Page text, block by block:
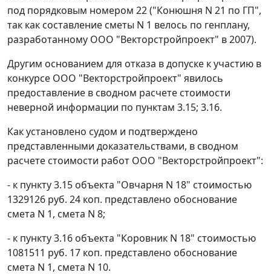
под порядковым номером 22 ("Конюшня N 21 по ГП",
так как составление сметы N 1 велось по генплану,
разработанному ООО "Векторстройпроект" в 2007).
Другим основанием для отказа в допуске к участию в
конкурсе ООО "Векторстройпроект" явилось
предоставление в сводном расчете стоимости
неверной информации по пунктам 3.15; 3.16.
Как установлено судом и подтверждено
представленными доказательствами, в сводном
расчете стоимости работ ООО "Векторстройпроект":
- к пункту 3.15 объекта "Овчарня N 18" стоимостью
1329126 руб. 24 коп. представлено обоснование
смета N 1, смета N 8;
- к пункту 3.16 объекта "Коровник N 18" стоимостью
1081511 руб. 17 коп. представлено обоснование
смета N 1, смета N 10.